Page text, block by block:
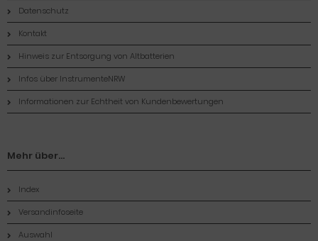
Datenschutz
Kontakt
Hinweis zur Entsorgung von Altbatterien
Infos über InstrumenteNRW
Informationen zur Echtheit von Kundenbewertungen
Mehr über...
Index
Versandinfoseite
Auswahl